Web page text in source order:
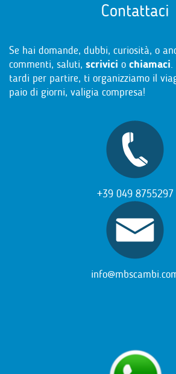
Contattaci
Se hai domande, dubbi, curiosità, o
commenti, saluti, scrivici o chiamaci.
tardi per partire, ti organizziamo il
paio di giorni, valigia compresa!
+39 049 8755297